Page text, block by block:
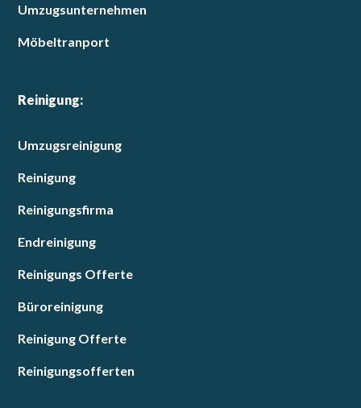
Umzugsunternehmen
Möbeltranport
Reinigung:
Umzugsreinigung
Reinigung
Reinigungsfirma
Endreinigung
Reinigungs Offerte
Büroreinigung
Reinigung Offerte
Reinigungsofferten